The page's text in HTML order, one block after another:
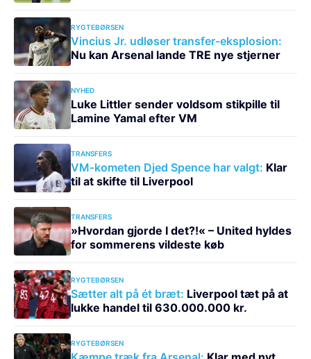
RYGTEBØRSEN
Vincius Jr. udløser transfer-eksplosion:
Nu kan Arsenal lande TRE nye stjerner
NYHED
Luke Littler sender voldsom stikpille til
Lamine Yamal efter VM
TRANSFERS
VM-kometen Djed Spence har valgt: Klar
til at skifte til Liverpool
TRANSFERS
»Hvordan gjorde I det?!« – United hyldes
for sommerens vildeste køb
RYGTEBØRSEN
Sætter alt på ét bræt: Liverpool tæt på at
lukke handel til 630.000.000 kr.
RYGTEBØRSEN